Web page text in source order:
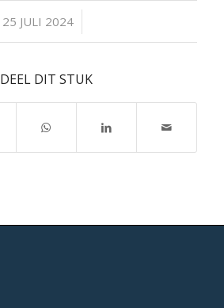
25 JULI 2024
/
DEEL DIT STUK